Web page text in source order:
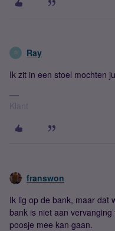
R Ray
Ik zit in een stoel mochten
Klant
franswon
Ik lig op de bank, maar dat
bank is niet aan
poosje mee kan gaan.